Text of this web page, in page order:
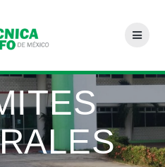
contenido